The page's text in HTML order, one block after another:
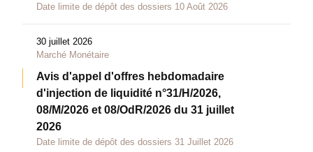
Date limite de dépôt des dossiers 10 Août 2026
30 juillet 2026
Marché Monétaire
Avis d'appel d'offres hebdomadaire
d'injection de liquidité n°31/H/2026,
08/M/2026 et 08/OdR/2026 du 31 juillet
2026
Date limite de dépôt des dossiers 31 Juillet 2026